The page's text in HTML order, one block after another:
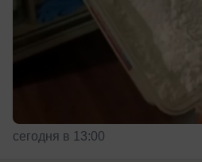
сегодня в 13:00